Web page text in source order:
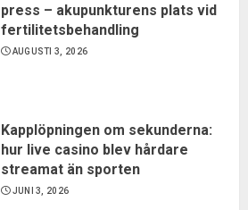
press – akupunkturens plats vid
fertilitetsbehandling
AUGUSTI 3, 2026
Kapplöpningen om sekunderna:
hur live casino blev hårdare
streamat än sporten
JUNI 3, 2026